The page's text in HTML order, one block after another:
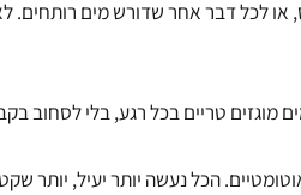
דבר אחר שדורש מים רותחים. לא
טריים בכל רגע, בלי לסחוב